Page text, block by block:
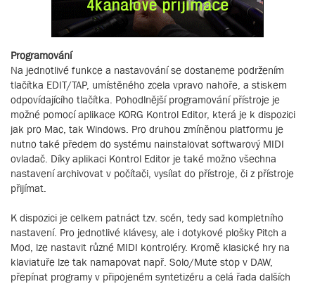
Programování
Na jednotlivé funkce a nastavování se dostaneme podržením
tlačítka EDIT/TAP, umístěného zcela vpravo nahoře, a stiskem
odpovídajícího tlačítka. Pohodlnější programování přístroje je
možné pomocí aplikace KORG Kontrol Editor, která je k dispozici
jak pro Mac, tak Windows. Pro druhou zmíněnou platformu je
nutno také předem do systému nainstalovat softwarový MIDI
ovladač. Díky aplikaci Kontrol Editor je také možno všechna
nastavení archivovat v počítači, vysílat do přístroje, či z přístroje
přijímat.
K dispozici je celkem patnáct tzv. scén, tedy sad kompletního
nastavení. Pro jednotlivé klávesy, ale i dotykové plošky Pitch a
Mod, lze nastavit různé MIDI kontroléry. Kromě klasické hry na
klaviatuře lze tak namapovat např. Solo/Mute stop v DAW,
přepínat programy v připojeném syntetizéru a celá řada dalších